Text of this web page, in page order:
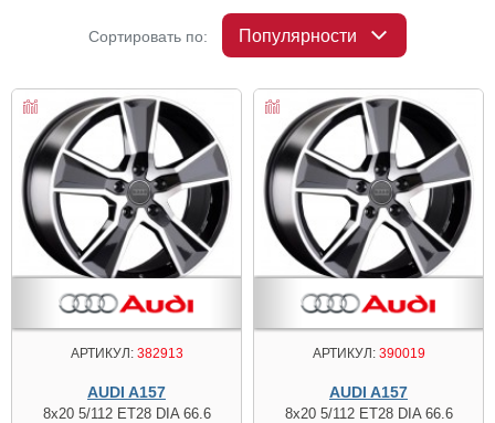
Сортировать по: Популярности
АРТИКУЛ:382913
AUDI A157
8x20 5/112 ET28 DIA 66.6
АРТИКУЛ:390019
AUDI A157
8x20 5/112 ET28 DIA 66.6